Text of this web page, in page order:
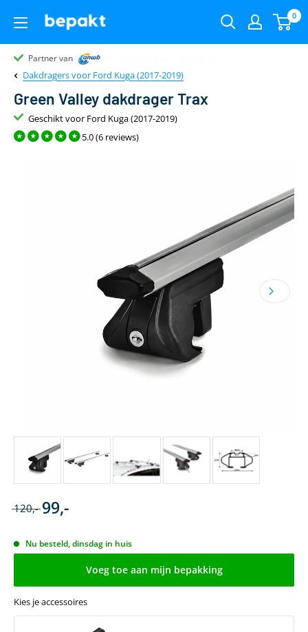
0
22.00uur
Partner van
Partner van
Klantenbeoordeling 9.4
Dakdragers voor Ford Kuga (2017-2019)
Green Valley dakdrager Trax
Geschikt voor Ford Kuga (2017-2019)
5.0 (6 reviews)
120,- 99,-
Nu besteld, dinsdag in huis
Voeg toe aan mijn bepakking
Kies je accessoires